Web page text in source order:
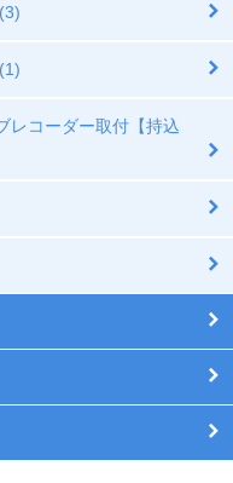
レコーダー取付【持込